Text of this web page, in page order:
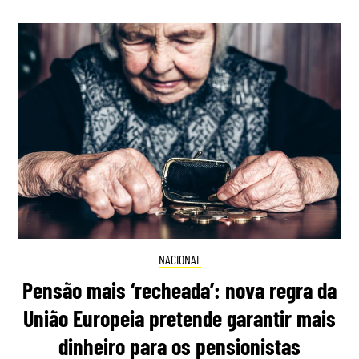
NACIONAL
Pensão mais ‘recheada’: nova regra da
União Europeia pretende garantir mais
dinheiro para os pensionistas